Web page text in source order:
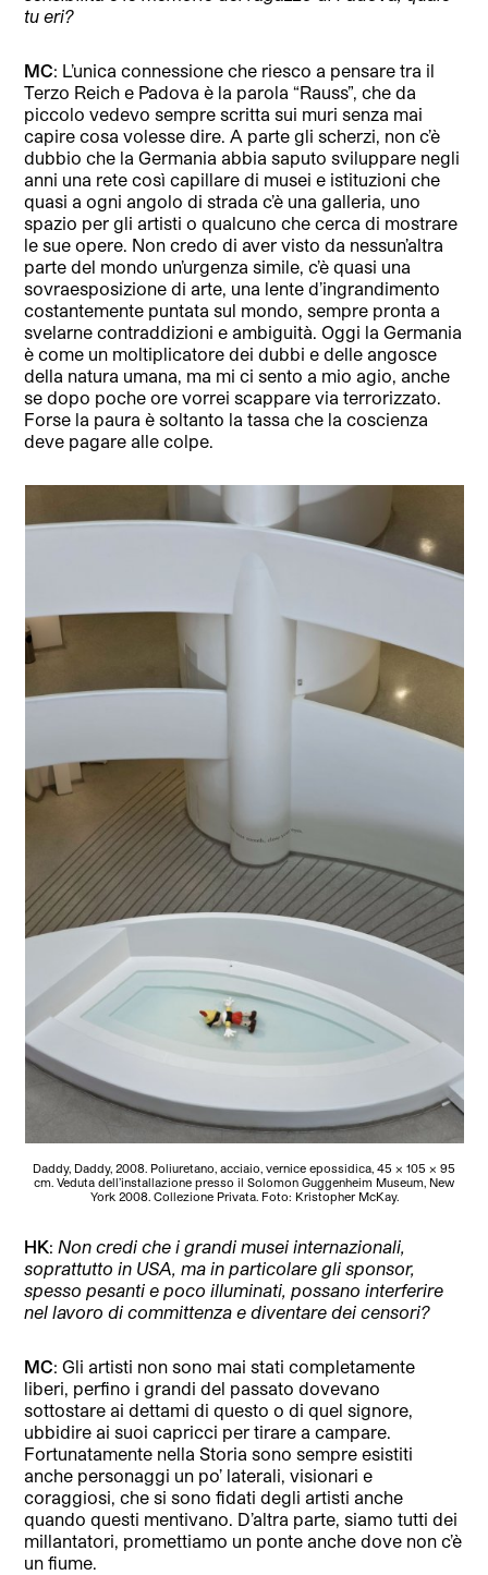
tu eri?
MC: L’unica connessione che riesco a pensare tra il
Terzo Reich e Padova è la parola “Rauss”, che da
piccolo vedevo sempre scritta sui muri senza mai
capire cosa volesse dire. A parte gli scherzi, non c’è
dubbio che la Germania abbia saputo sviluppare negli
anni una rete così capillare di musei e istituzioni che
quasi a ogni angolo di strada c’è una galleria, uno
spazio per gli artisti o qualcuno che cerca di mostrare
le sue opere. Non credo di aver visto da nessun’altra
parte del mondo un’urgenza simile, c’è quasi una
sovraesposizione di arte, una lente d’ingrandimento
costantemente puntata sul mondo, sempre pronta a
svelarne contraddizioni e ambiguità. Oggi la Germania
è come un moltiplicatore dei dubbi e delle angosce
della natura umana, ma mi ci sento a mio agio, anche
se dopo poche ore vorrei scappare via terrorizzato.
Forse la paura è soltanto la tassa che la coscienza
deve pagare alle colpe.
Daddy, Daddy, 2008. Poliuretano, acciaio, vernice epossidica, 45 x 105 x 95
cm. Veduta dell’installazione presso il Solomon Guggenheim Museum, New
York 2008. Collezione Privata. Foto: Kristopher McKay.
HK:Non credi che i grandi musei internazionali,
soprattutto in USA, ma in particolare gli sponsor,
spesso pesanti e poco illuminati, possano interferire
nel lavoro di committenza e diventare dei censori?
MC: Gli artisti non sono mai stati completamente
liberi, perfino i grandi del passato dovevano
sottostare ai dettami di questo o di quel signore,
ubbidire ai suoi capricci per tirare a campare.
Fortunatamente nella Storia sono sempre esistiti
anche personaggi un po’ laterali, visionari e
coraggiosi, che si sono fidati degli artisti anche
quando questi mentivano. D’altra parte, siamo tutti dei
millantatori, promettiamo un ponte anche dove non c’è
un fiume.